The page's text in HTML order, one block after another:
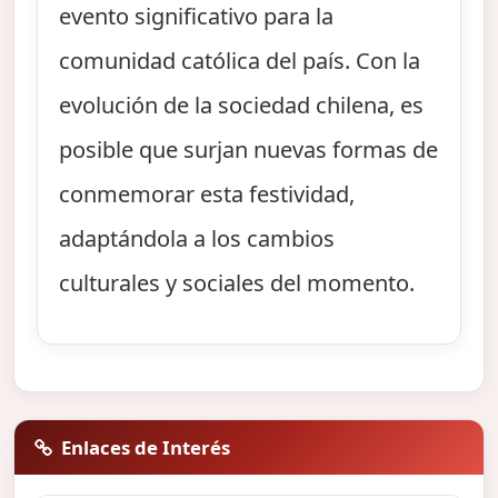
evento significativo para la
comunidad católica del país. Con la
evolución de la sociedad chilena, es
posible que surjan nuevas formas de
conmemorar esta festividad,
adaptándola a los cambios
culturales y sociales del momento.
Enlaces de Interés